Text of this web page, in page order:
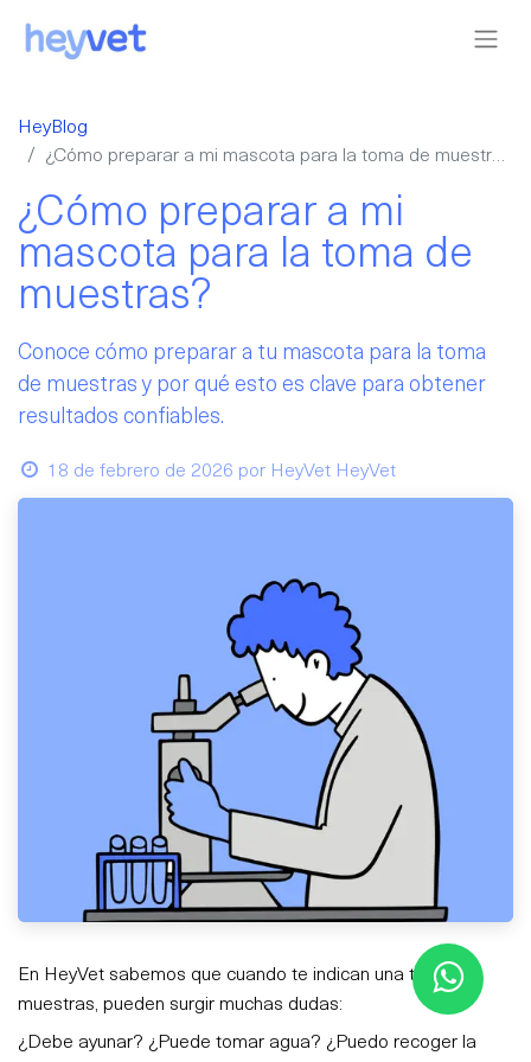
HeyBlog
¿Cómo preparar a mi mascota para la toma de muestras?
¿Cómo preparar a mi
mascota para la toma de
muestras?
Conoce cómo preparar a tu mascota para la toma
de muestras y por qué esto es clave para obtener
resultados confiables.
18 de febrero de 2026 por HeyVet HeyVet
En HeyVet sabemos que cuando te indican una toma de
muestras, pueden surgir muchas dudas:
¿Debe ayunar? ¿Puede tomar agua? ¿Puedo recoger la